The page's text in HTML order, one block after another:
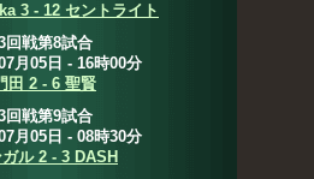
3 - 12 セントライト
回戦第8試合
月05日 - 16時00分
田 2 - 6 聖賢
回戦第9試合
月05日 - 08時30分
ル 2 - 3 DASH